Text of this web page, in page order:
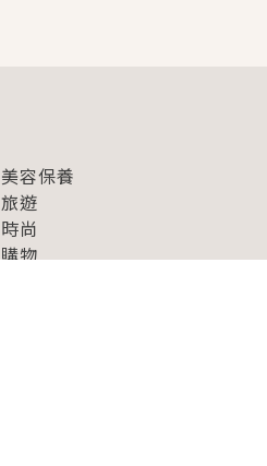
美容保養
旅遊
時尚
購物